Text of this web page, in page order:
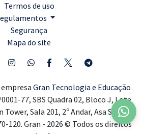
Termos de uso
Segurança
Mapa do site
Gran Tecnologia e Educação
0001-77, SBS Quadra 02, Bloco J, Lote
Sala 201, 2º Andar, Asa Sul,
120. Gran - 2026 © Todos os direitos